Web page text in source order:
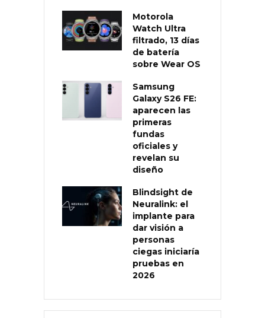
Motorola
Watch Ultra
filtrado, 13 días
de batería
sobre Wear OS
Samsung
Galaxy S26 FE:
aparecen las
primeras
fundas
oficiales y
revelan su
diseño
Blindsight de
Neuralink: el
implante para
dar visión a
personas
ciegas iniciaría
pruebas en
2026